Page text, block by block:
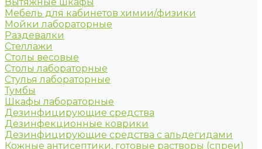
Мебель для кабинетов химии/физики
Мойки лабораторные
Раздевалки
Стеллажи
Столы весовые
Столы лабораторные
Стулья лабораторные
Тумбы
Шкафы лабораторные
Дезинфицирующие средства
Дезинфекционные коврики
Дезинфицирующие средства с альдегидами
Кожные антисептики, готовые растворы (спреи)